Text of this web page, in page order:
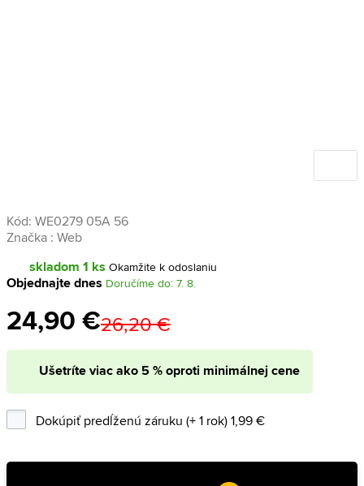
Kód: WE0279 05A 56
Značka : Web
skladom 1 ks Okamžite k odoslaniu
Objednajte dnes Doručíme do: 7. 8.
24,90 €26,20 €
Ušetríte viac ako 5 % oproti minimálnej cene
Dokúpiť predĺženú záruku (+ 1 rok) 1,99 €